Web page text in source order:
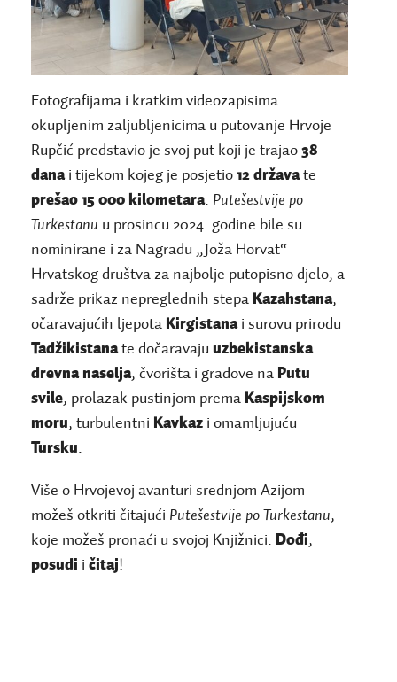
Fotografijama i kratkim videozapisima
okupljenim zaljubljenicima u putovanje Hrvoje
Rupčić predstavio je svoj put koji je trajao38
danai tijekom kojeg je posjetio12 državate
prešao 15 000 kilometara. Putešestvije po
Turkestanu u prosincu 2024. godine bile su
nominirane i za Nagradu „Joža Horvat“
Hrvatskog društva za najbolje putopisno djelo, a
sadrže prikaz nepreglednih stepa Kazahstana,
očaravajućih ljepota Kirgistana i surovu prirodu
Tadžikistanate dočaravajuuzbekistanska
drevna naselja, čvorišta i gradove na Putu
svile, prolazak pustinjom prema Kaspijskom
moru, turbulentni Kavkaz i omamljujuću
Tursku.
Više o Hrvojevoj avanturi srednjom Azijom
možeš otkriti čitajući Putešestvije po Turkestanu,
koje možeš pronaći u svojoj Knjižnici. Dođi,
posudi ičitaj!